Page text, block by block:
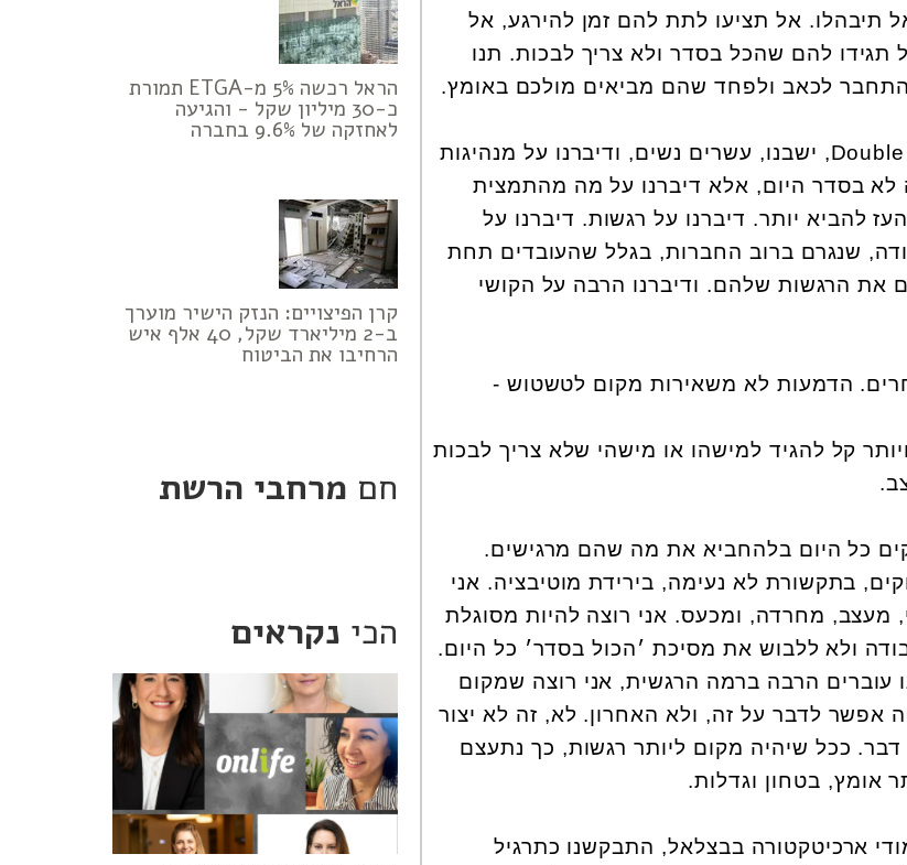
תיבהלו. אל תציעו לתת להם זמן להירגע, אל
תגידו להם שהכל בסדר ולא צריך לבכות. תנו
לכאב ולפחד שהם מביאים מולכם באומץ.
לפני כמה שבועות, בריטריט של Double You, ישבנו, עשרים נשים, ודיברנו על מנהיגות
לא בסדר היום, אלא דיברנו על מה מהתמצית
להביא יותר. דיברנו על רגשות. דיברנו על
שנגרם ברוב החברות, בגלל שהעובדים תחת
את הרגשות שלהם. ודיברנו הרבה על הקושי
הדמעות לא משאירות מקום לטשטוש -
קל להגיד למישהו או מישהי שלא צריך לבכות
כל היום בלהחביא את מה שהם מרגישים.
בתקשורת לא נעימה, בירידת מוטיבציה. אני
מעצב, מחרדה, ומכעס. אני רוצה להיות מסוגלת
ולא ללבוש את מסיכת ׳הכול בסדר׳ כל היום.
עוברים הרבה ברמה הרגשית, אני רוצה שמקום
אפשר לדבר על זה, ולא האחרון. לא, זה לא יצור
דבר. ככל שיהיה מקום ליותר רגשות, כך נתעצם
אומץ, בטחון וגדלות.
ללימודי ארכיטקטורה בבצלאל, התבקשנו כתרגיל
הראל רכשה 5% מ-ETGA תמורת
כ-30 מיליון שקל - והגיעה
לאחזקה של 9.6% בחברה
קרן הפיצויים: הנזק הישיר מוערך
ב-2 מיליארד שקל, 40 אלף איש
הרחיבו את הביטוח
חם מרחבי הרשת
הכי נקראים